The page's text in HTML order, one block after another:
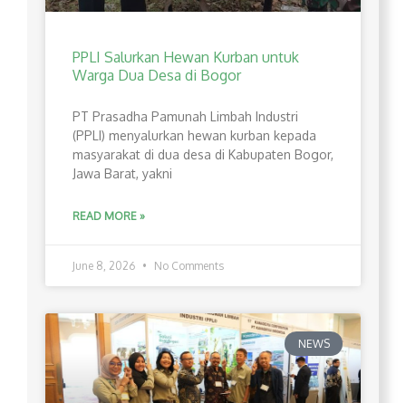
PPLI Salurkan Hewan Kurban untuk
Warga Dua Desa di Bogor
PT Prasadha Pamunah Limbah Industri
(PPLI) menyalurkan hewan kurban kepada
masyarakat di dua desa di Kabupaten Bogor,
Jawa Barat, yakni
READ MORE »
June 8, 2026 No Comments
NEWS